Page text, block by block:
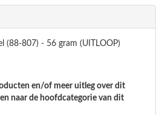
(88-807) - 56 gram (UITLOOP)
en/of meer uitleg over dit
naar de hoofdcategorie van dit